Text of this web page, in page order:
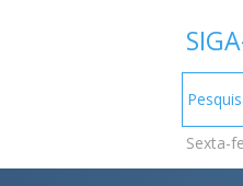
Sexta-